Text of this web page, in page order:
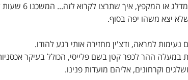
אחרי טרק
יצא משהו יפה בסוף.
למראה, ודצ'ין מחזירה אותי רגע להודו.
מונית של 20 דקות במעלה ההר לכפר קטן בשם פלייסי, הכולל
וקרחונים, אליהם מועדות פנינו.